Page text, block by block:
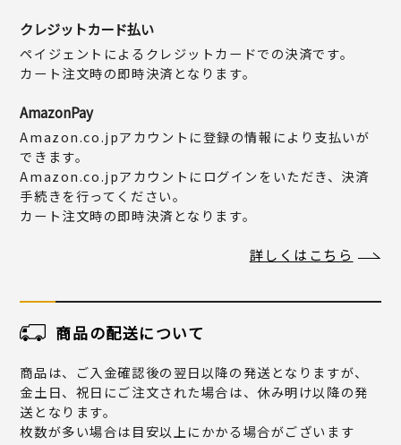
クレジットカード払い
ペイジェントによるクレジットカードでの決済です。
カート注文時の即時決済となります。
AmazonPay
Amazon.co.jpアカウントに登録の情報により支払いが
できます。
Amazon.co.jpアカウントにログインをいただき、決済
手続きを行ってください。
カート注文時の即時決済となります。
詳しくはこちら
商品の配送について
商品は、ご入金確認後の翌日以降の発送となりますが、
金土日、祝日にご注文された場合は、休み明け以降の発
送となります。
枚数が多い場合は目安以上にかかる場合がございます